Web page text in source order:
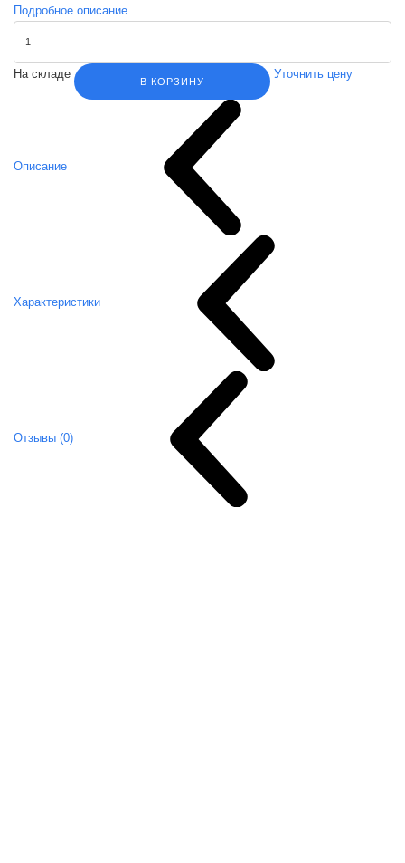
Подробное описание
На складе
В КОРЗИНУ
Уточнить цену
Описание
Характеристики
Отзывы (0)